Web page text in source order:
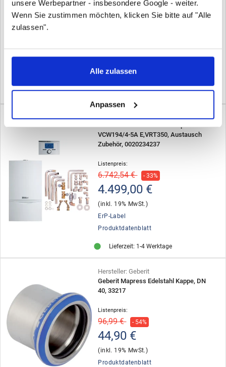
unsere Werbepartner - insbesondere Google - weiter.
Wenn Sie zustimmen möchten, klicken Sie bitte auf "Alle
zulassen".
Alle zulassen
Anpassen
61217
49,90 €
Produktdatenblatt
Lieferzeit: 1-4 Werktage
Vaillant Paket 6.84 atmoTEC plus
VCW194/4-5A E,VRT350, Austausch
Zubehör, 0020234237
Listenpreis:
6.742,54 € - 33%
4.499,00 €
(inkl. 19% MwSt.)
ErP-Label
Produktdatenblatt
Lieferzeit: 1-4 Werktage
Hersteller: Geberit
Geberit Mapress Edelstahl Kappe, DN
40, 33217
Listenpreis:
96,99 € - 54%
44,90 €
(inkl. 19% MwSt.)
Produktdatenblatt